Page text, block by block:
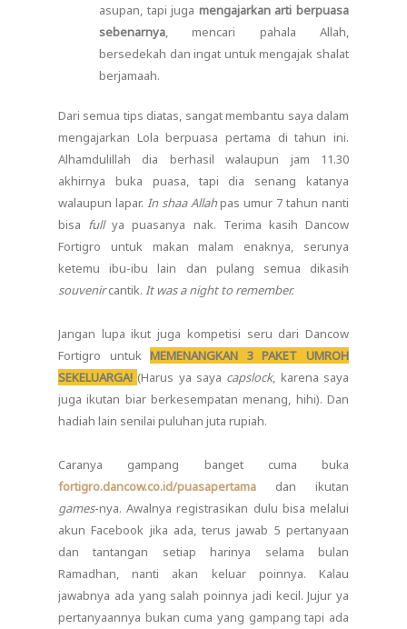
asupan, tapi juga mengajarkan arti berpuasa
sebenarnya, mencari pahala Allah,
bersedekah dan ingat untuk mengajak shalat
berjamaah.
Dari semua tips diatas, sangat membantu saya dalam
mengajarkan Lola berpuasa pertama di tahun ini.
Alhamdulillah dia berhasil walaupun jam 11.30
akhirnya buka puasa, tapi dia senang katanya
walaupun lapar. In shaa Allahpas umur 7 tahun nanti
bisa fullya puasanya nak. Terima kasih Dancow
Fortigro untuk makan malam enaknya, serunya
ketemu ibu-ibu lain dan pulang semua dikasih
souvenircantik. It was a night to remember.
Jangan lupa ikut juga kompetisi seru dari Dancow
Fortigro untukMEMENANGKAN 3 PAKET UMROH
SEKELUARGA! (Harus ya saya capslock, karena saya
juga ikutan biar berkesempatan menang, hihi). Dan
hadiah lain senilai puluhan juta rupiah.
Caranya gampang banget cuma buka
fortigro.dancow.co.id/puasapertama dan ikutan
games-nya. Awalnya registrasikan dulu bisa melalui
akun Facebook jika ada, terus jawab 5 pertanyaan
dan tantangan setiap harinya selama bulan
Ramadhan, nanti akan keluar poinnya. Kalau
jawabnya ada yang salah poinnya jadi kecil. Jujur ya
pertanyaannya bukan cuma yang gampang tapi ada